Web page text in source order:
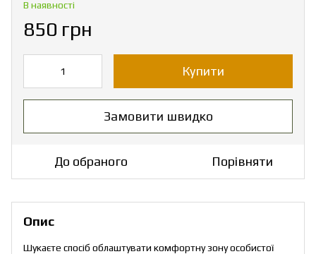
В наявності
850 грн
Купити
Замовити швидко
До обраного Порівняти
Опис
Шукаєте спосіб облаштувати комфортну зону особистої